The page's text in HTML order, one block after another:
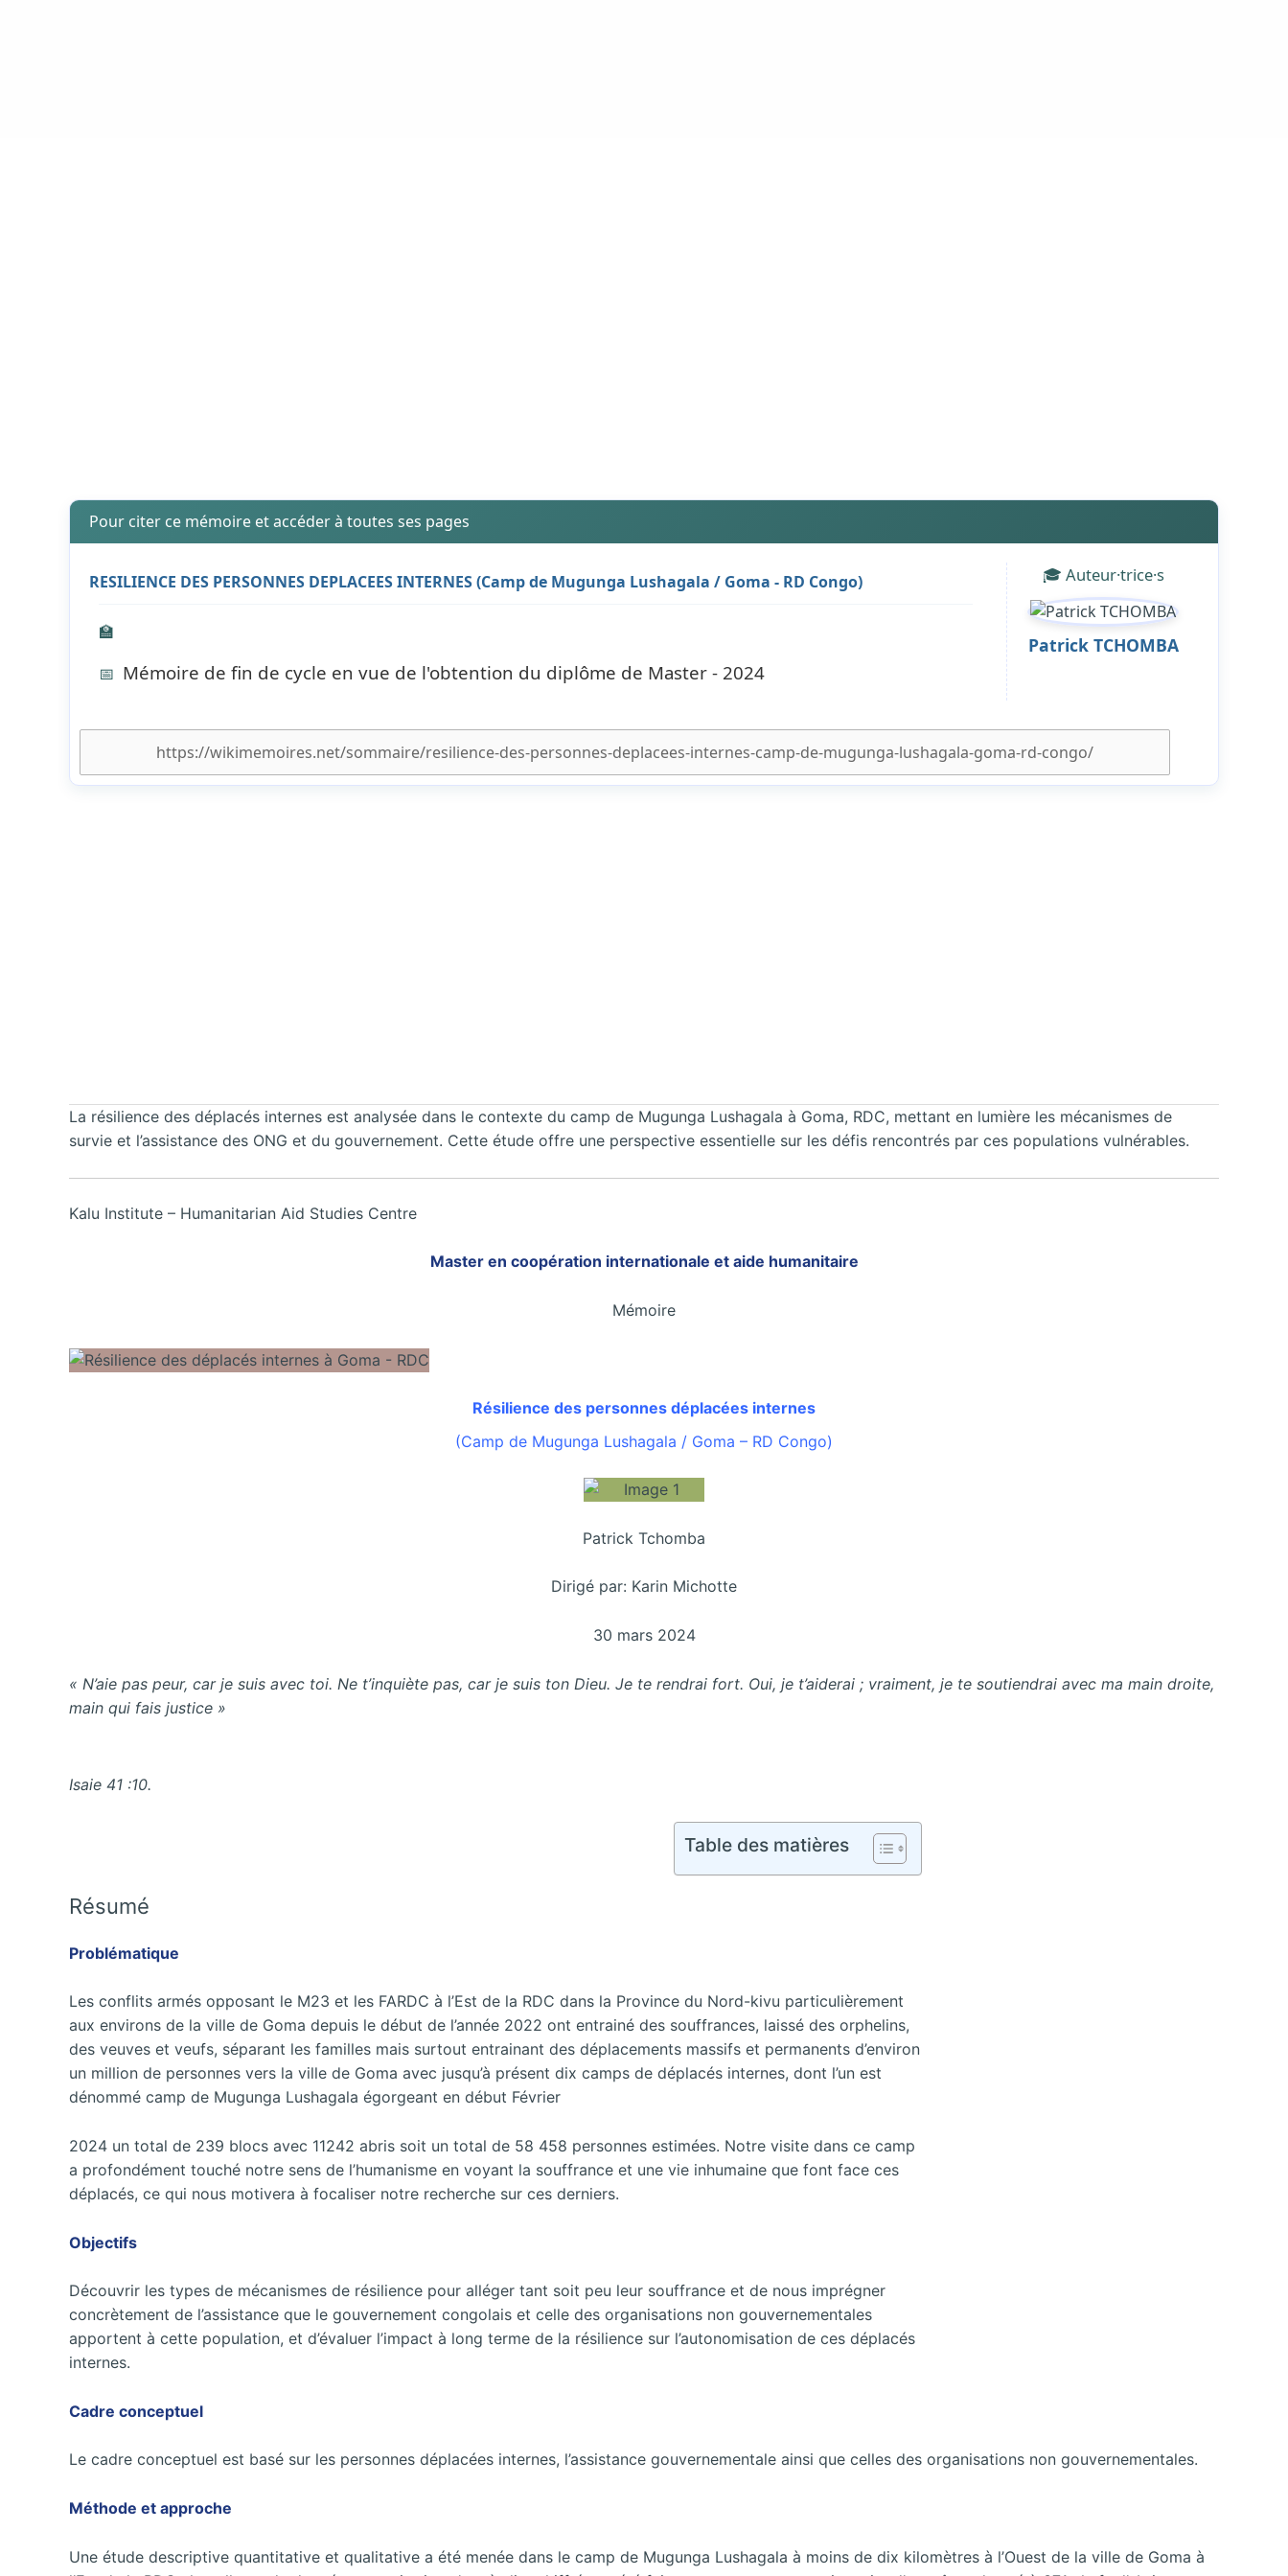
Pour citer ce mémoire et accéder à toutes ses pages
RESILIENCE DES PERSONNES DEPLACEES INTERNES (Camp de Mugunga Lushagala / Goma - RD Congo)
🏫
📅 Mémoire de fin de cycle en vue de l'obtention du diplôme de Master - 2024
🎓 Auteur·trice·s
Patrick TCHOMBA
La résilience des déplacés internes est analysée dans le contexte du camp de Mugunga Lushagala à Goma, RDC, mettant en lumière les mécanismes de
survie et l’assistance des ONG et du gouvernement. Cette étude offre une perspective essentielle sur les défis rencontrés par ces populations vulnérables.
Kalu Institute – Humanitarian Aid Studies Centre
Master en coopération internationale et aide humanitaire
Mémoire
Résilience des personnes déplacées internes
(Camp de Mugunga Lushagala / Goma – RD Congo)
Patrick Tchomba
Dirigé par: Karin Michotte
30 mars 2024
« N’aie pas peur, car je suis avec toi. Ne t’inquiète pas, car je suis ton Dieu. Je te rendrai fort. Oui, je t’aiderai ; vraiment, je te soutiendrai avec ma main droite,
main qui fais justice »
Isaie 41 :10.
Table des matières
Résumé
Problématique
Les conflits armés opposant le M23 et les FARDC à l’Est de la RDC dans la Province du Nord-kivu particulièrement
aux environs de la ville de Goma depuis le début de l’année 2022 ont entrainé des souffrances, laissé des orphelins,
des veuves et veufs, séparant les familles mais surtout entrainant des déplacements massifs et permanents d’environ
un million de personnes vers la ville de Goma avec jusqu’à présent dix camps de déplacés internes, dont l’un est
dénommé camp de Mugunga Lushagala égorgeant en début Février
2024 un total de 239 blocs avec 11242 abris soit un total de 58 458 personnes estimées. Notre visite dans ce camp
a profondément touché notre sens de l’humanisme en voyant la souffrance et une vie inhumaine que font face ces
déplacés, ce qui nous motivera à focaliser notre recherche sur ces derniers.
Objectifs
Découvrir les types de mécanismes de résilience pour alléger tant soit peu leur souffrance et de nous imprégner
concrètement de l’assistance que le gouvernement congolais et celle des organisations non gouvernementales
apportent à cette population, et d’évaluer l’impact à long terme de la résilience sur l’autonomisation de ces déplacés
internes.
Cadre conceptuel
Le cadre conceptuel est basé sur les personnes déplacées internes, l’assistance gouvernementale ainsi que celles des organisations non gouvernementales.
Méthode et approche
Une étude descriptive quantitative et qualitative a été menée dans le camp de Mugunga Lushagala à moins de dix kilomètres à l’Ouest de la ville de Goma à